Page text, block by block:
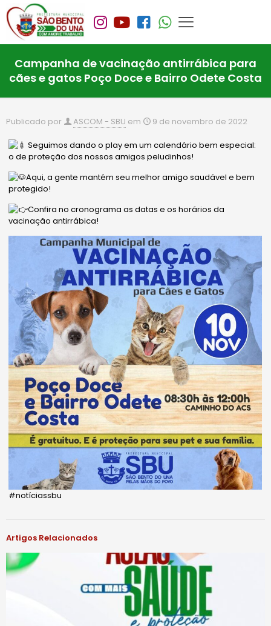
Campanha de vacinação antirrábica para
cães e gatos Poço Doce e Bairro Odete Costa
Publicado por ASCOM - SBU em 9 de novembro de 2022
Seguimos dando o play em um calendário bem especial:
o de proteção dos nossos amigos peludinhos!
Aqui, a gente mantém seu melhor amigo saudável e bem
protegido!
Confira no cronograma as datas e os horários da
vacinação antirrábica!
#notíciassbu
Artigos Relacionados